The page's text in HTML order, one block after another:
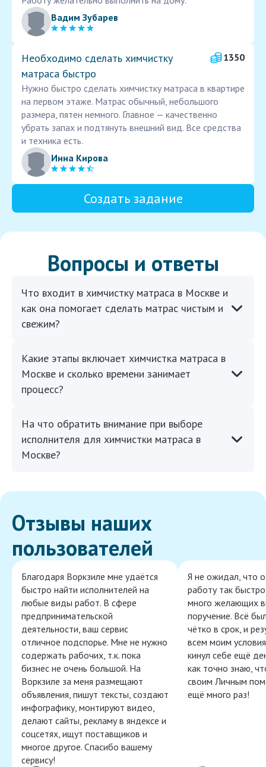
Вадим Зубарев
Необходимо сделать химчистку
матраса быстро
1350
Нужно быстро сделать химчистку матраса в квартире
на первом этаже. Матрас обычный, небольшого
размера, пятен немного. Главное — качественно
убрать запах и подтянуть внешний вид. Все средства
и техника есть.
Инна Кирова
Создать задание
Вопросы и ответы
Что входит в химчистку матраса в Москве и
как она помогает сделать матрас чистым и
свежим?
Какие этапы включает химчистка матраса в
Москве и сколько времени занимает
процесс?
На что обратить внимание при выборе
исполнителя для химчистки матраса в
Москве?
Отзывы наших
пользователей
Благодаря Воркзиле мне удаётся
быстро найти исполнителей на
любые виды работ. В сфере
предпринимательской
деятельности, ваш сервис
отличное подспорье. Мне не нужно
содержать рабочих, т.к. пока
бизнес не очень большой. На
Воркзиле за меня размещают
объявления, пишут тексты, создают
инфографику, монтируют видео,
делают сайты, рекламу в яндексе и
соцсетях, ищут поставщиков и
многое другое. Спасибо вашему
сервису!
Я не ожидал, что
работу так
много желающих
поручение. Всё
чётко в срок, и
всем моим
кинул себе ещё
как точно знаю,
своим Личным
ещё много раз!